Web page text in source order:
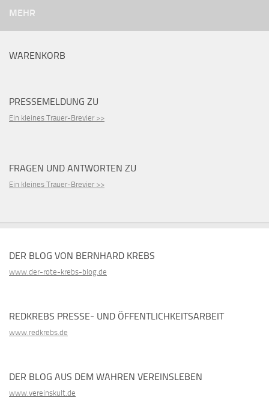
MEHR
WARENKORB
PRESSEMELDUNG ZU
Ein kleines Trauer-Brevier >>
FRAGEN UND ANTWORTEN ZU
Ein kleines Trauer-Brevier >>
DER BLOG VON BERNHARD KREBS
www.der-rote-krebs-blog.de
REDKREBS PRESSE- UND ÖFFENTLICHKEITSARBEIT
www.redkrebs.de
DER BLOG AUS DEM WAHREN VEREINSLEBEN
www.vereinskult.de